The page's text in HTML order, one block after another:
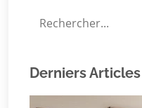
Derniers Articles